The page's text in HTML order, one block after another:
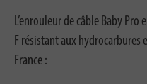
L’enrouleur de câble Baby
F résistant aux hydrocarbures
France :